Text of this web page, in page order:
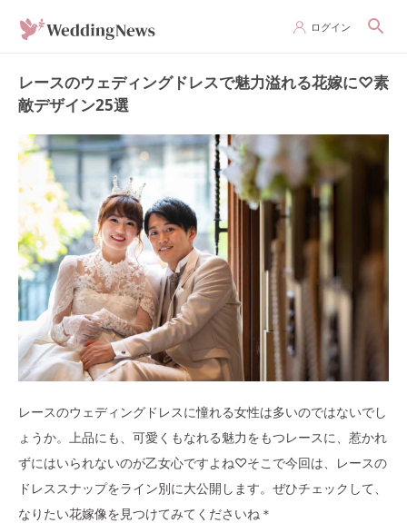
ログイン
レースのウェディングドレスで魅力溢れる花嫁に♡素
敵デザイン25選
レースのウェディングドレスに憧れる女性は多いのではないでし
ょうか。上品にも、可愛くもなれる魅力をもつレースに、惹かれ
ずにはいられないのが乙女心ですよね♡そこで今回は、レースの
ドレススナップをライン別に大公開します。ぜひチェックして、
なりたい花嫁像を見つけてみてくださいね＊